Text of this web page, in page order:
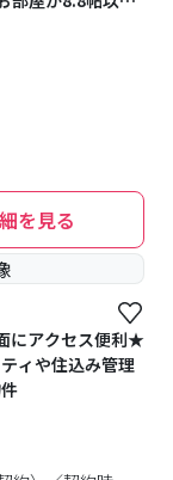
を見る
にアクセス便利★
ィや住込み管理